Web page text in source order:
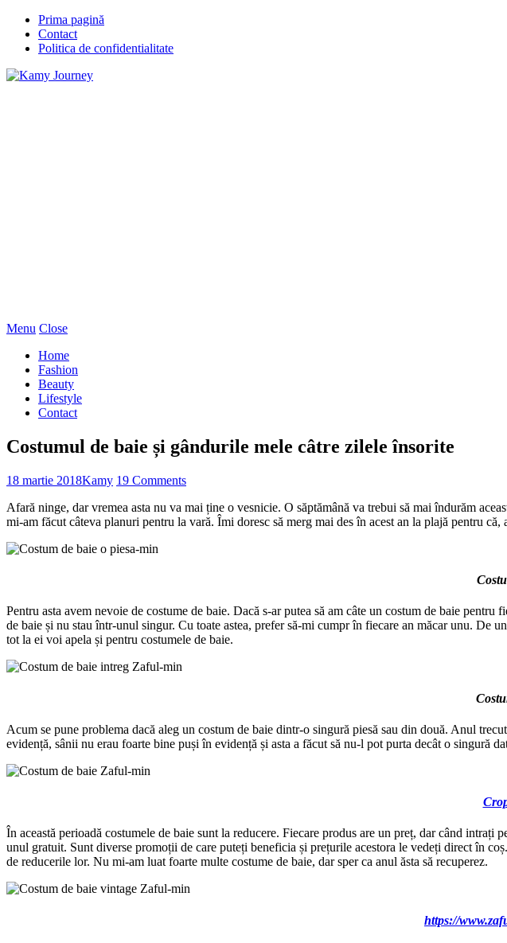
Prima pagină
Contact
Politica de confidentialitate
Menu Close
Home
Fashion
Beauty
Lifestyle
Contact
Costumul de baie și gândurile mele câtre zilele însorite
18 martie 2018Kamy 19 Comments
Afară ninge, dar vremea asta nu va mai ține o vesnicie. O săptămână va trebui să mai îndurăm
mi-am făcut câteva planuri pentru la vară. Îmi doresc să merg mai des în acest an la plajă pentru
Pentru asta avem nevoie de costume de baie. Dacă s-ar putea să am câte un costum de baie
de baie și nu stau într-unul singur. Cu toate astea, prefer să-mi cumpr în fiecare an măcar unu. De
tot la ei voi apela și pentru costumele de baie.
Acum se pune problema dacă aleg un costum de baie dintr-o singură piesă sau din două. Anul
evidență, sânii nu erau foarte bine puși în evidență și asta a făcut să nu-l pot purta decât o singură
În această perioadă costumele de baie sunt la reducere. Fiecare produs are un preț, dar când
unul gratuit. Sunt diverse promoții de care puteți beneficia și prețurile acestora le vedeți direct în
de reducerile lor. Nu mi-am luat foarte multe costume de baie, dar sper ca anul ăsta să recuperez.
https://